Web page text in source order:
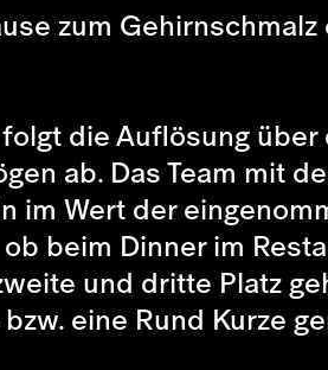
zum Gehirnschmalz
die Auflösung
ab. Das Team mit
im Wert der
beim Dinner im
und dritte Platz
eine Rund Kurze